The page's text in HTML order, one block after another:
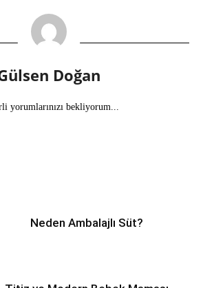
Doğan
yorumlarınızı bekliyorum...
Neden Ambalajlı Süt?